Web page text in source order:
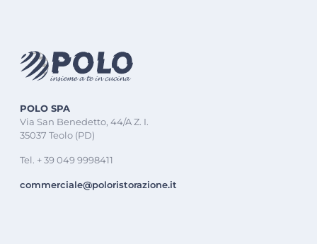
POLO SPA
Via San Benedetto, 44/A Z. I.
35037 Teolo (PD)
Tel. + 39 049 9998411
commerciale@poloristorazione.it